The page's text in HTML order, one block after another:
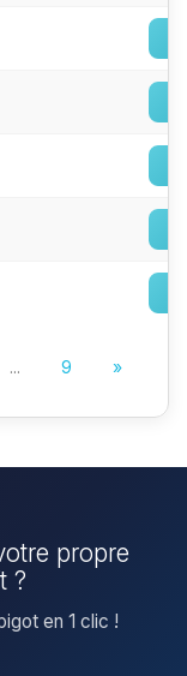
... 9 »
propre
?
en 1 clic !